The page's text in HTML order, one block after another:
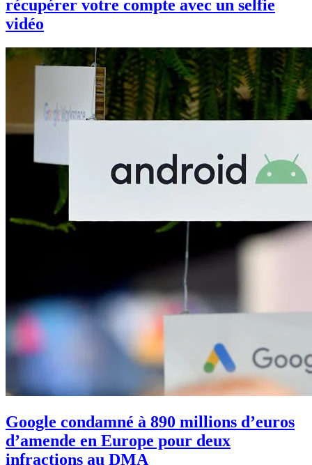
récupérer votre compte avec un selfie
vidéo
Google condamné à 890 millions d’euros
d’amende en Europe pour deux
infractions au DMA